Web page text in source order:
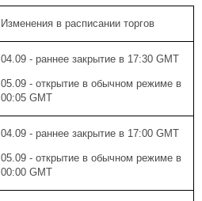
Изменения в расписании торгов
04.09 - раннее закрытие в 17:30 GMT
05.09 - открытие в обычном режиме в
00:05 GMT
04.09 - раннее закрытие в 17:00 GMT
05.09 - открытие в обычном режиме в
00:00 GMT